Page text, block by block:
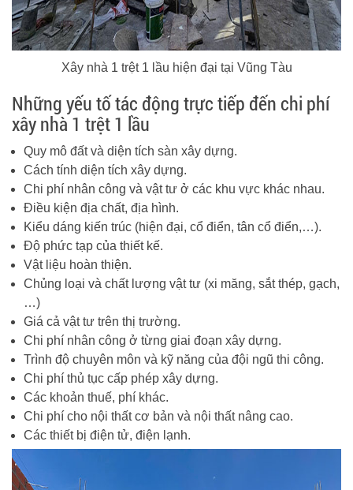
Xây nhà 1 trệt 1 lầu hiện đại tại Vũng Tàu
Những yếu tố tác động trực tiếp đến chi phí
xây nhà 1 trệt 1 lầu
Quy mô đất và diện tích sàn xây dựng.
Cách tính diện tích xây dựng.
Chi phí nhân công và vật tư ở các khu vực khác nhau.
Điều kiện địa chất, địa hình.
Kiểu dáng kiến trúc (hiện đại, cổ điển, tân cổ điển,…).
Độ phức tạp của thiết kế.
Vật liệu hoàn thiện.
Chủng loại và chất lượng vật tư (xi măng, sắt thép, gạch,
…)
Giá cả vật tư trên thị trường.
Chi phí nhân công ở từng giai đoạn xây dựng.
Trình độ chuyên môn và kỹ năng của đội ngũ thi công.
Chi phí thủ tục cấp phép xây dựng.
Các khoản thuế, phí khác.
Chi phí cho nội thất cơ bản và nội thất nâng cao.
Các thiết bị điện tử, điện lạnh.